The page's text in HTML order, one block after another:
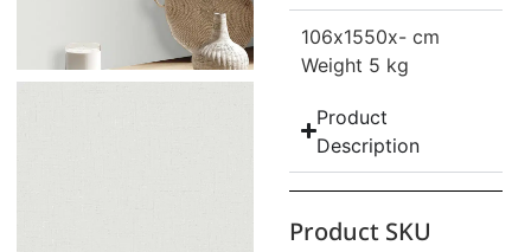
106x1550x- cm
Weight 5 kg
Product
Description
Product SKU